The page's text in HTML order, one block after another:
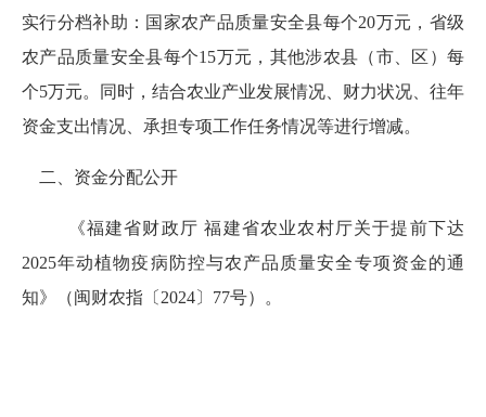
实行分档补助：国家农产品质量安全县每个20万元，省级
农产品质量安全县每个15万元，其他涉农县（市、区）每
个5万元。同时，结合农业产业发展情况、财力状况、往年
资金支出情况、承担专项工作任务情况等进行增减。
二、资金分配公开
《福建省财政厅 福建省农业农村厅关于提前下达
2025年动植物疫病防控与农产品质量安全专项资金的通
知》（闽财农指〔2024〕77号）。